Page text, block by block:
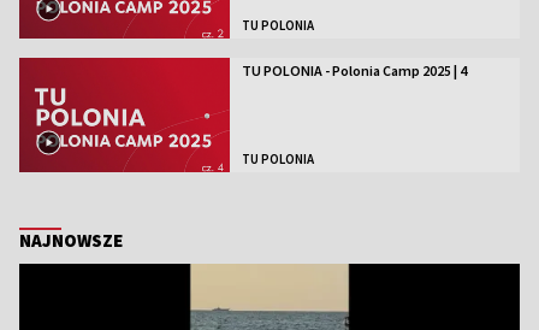
TU POLONIA
TU POLONIA - Polonia Camp 2025 | 4
TU POLONIA
NAJNOWSZE